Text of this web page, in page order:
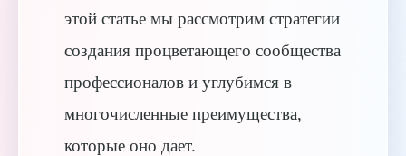
этой статье мы рассмотрим стратегии
создания процветающего сообщества
профессионалов и углубимся в
многочисленные преимущества,
которые оно дает.